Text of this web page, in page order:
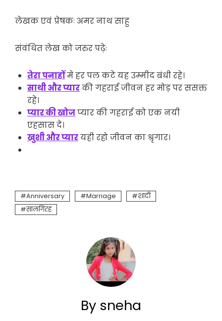
लेखक एवं प्रेषकः अमर नाथ साहु
संवंधित लेख को जरुर पढ़ेः
तेरा पनाहोंमे हर पल कटे यह उम्मीद बंधी रहे।
साथी और प्यारकी गहराई जीवन हर मोड़ पर ससक्त
रहे।
प्यार की खोजप्यार की गहराई को एक नयी
एहसास दे।
खुशी और प्यारयही रहो जीवन का श्रृगार।
Anniversary Marriage
शादी
सालगिरह
By sneha